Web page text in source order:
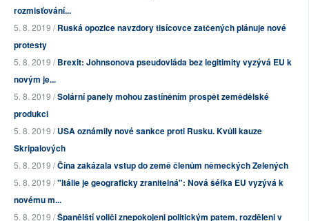
rozmisťování...
5. 8. 2019 /Ruská opozice navzdory tisícovce zatčených plánuje nové
protesty
5. 8. 2019 /Brexit: Johnsonova pseudovláda bez legitimity vyzývá EU k
novým je...
5. 8. 2019 /Solární panely mohou zastíněním prospět zemědělské
produkci
5. 8. 2019 /USA oznámily nové sankce proti Rusku. Kvůli kauze
Skripalových
5. 8. 2019 /Čína zakázala vstup do země členům německých Zelených
5. 8. 2019 /"Itálie je geograficky zranitelná": Nová šéfka EU vyzývá k
novému m...
5. 8. 2019 /Španělští voliči znepokojeni politickým patem, rozděleni v